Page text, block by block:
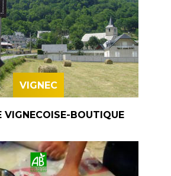
VIGNEC
VIGNECOISE-BOUTIQUE